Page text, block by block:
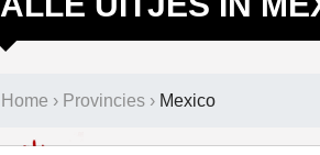
Home › Provincies › Mexico